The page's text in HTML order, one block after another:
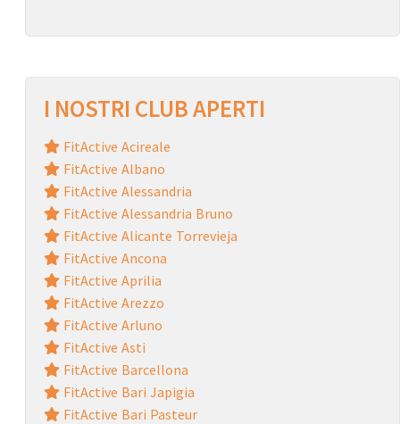
I NOSTRI CLUB APERTI
FitActive Acireale
FitActive Albano
FitActive Alessandria
FitActive Alessandria Bruno
FitActive Alicante Torrevieja
FitActive Ancona
FitActive Aprilia
FitActive Arezzo
FitActive Arluno
FitActive Asti
FitActive Barcellona
FitActive Bari Japigia
FitActive Bari Pasteur